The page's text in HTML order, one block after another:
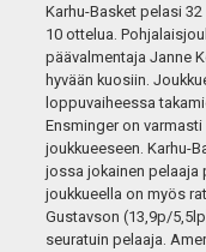
Karhu-Basket pelasi
10 ottelua.
päävalmentaja Janne
hyvään kuosiin.
loppuvaiheessa
Ensminger on
joukkueeseen. Karhu-
jossa jokainen pelaaja
joukkueella on myös
Gustavson (13,9p/
seuratuin pelaaja.